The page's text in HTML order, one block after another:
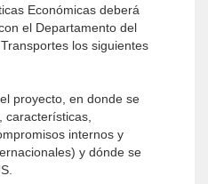
Económicas deberá
el Departamento del
los siguientes
proyecto, en donde se
características,
internos y
y dónde se